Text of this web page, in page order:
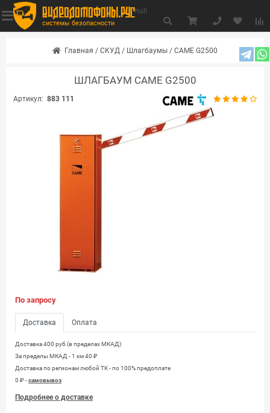
видеодомофоны.рус
системы безопасности
null
Главная / СКУД / Шлагбаумы / CAME G2500
ШЛАГБАУМ CAME G2500
Артикул: 883 111
По запросу
Доставка Оплата
Доставка 400 руб (в пределах МКАД)
За пределы МКАД - 1 км 40 ₽
Доставка по регионам любой TK - по 100% предоплате
0 ₽ -самовывоз
Подробнее о доставке